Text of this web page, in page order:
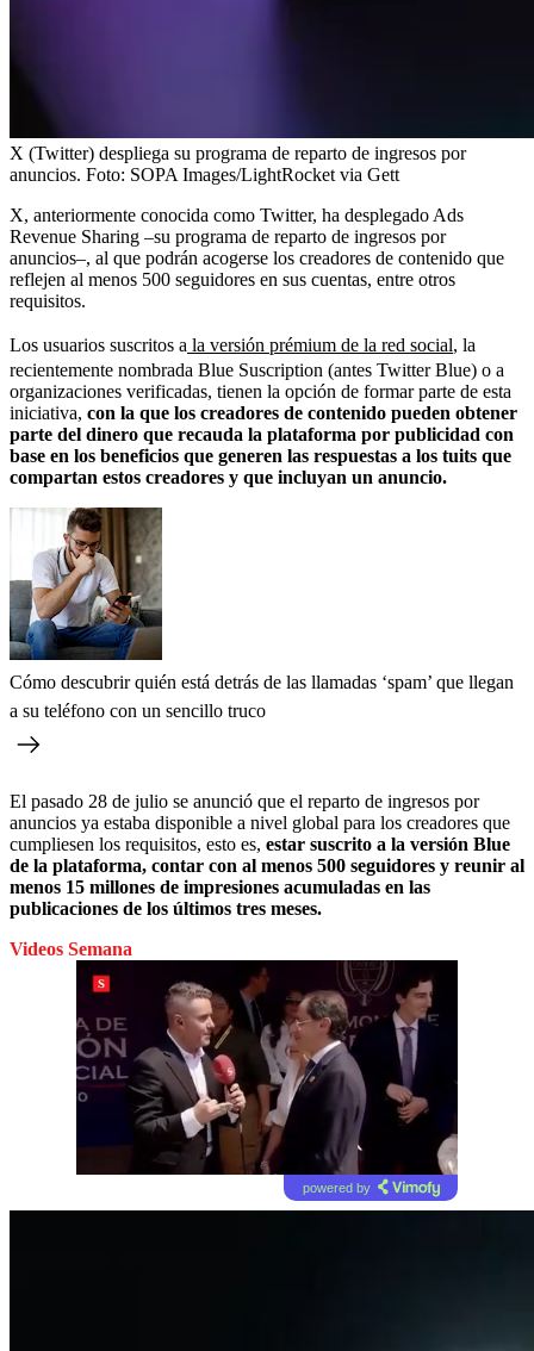
X (Twitter) despliega su programa de reparto de ingresos por
anuncios. Foto: SOPA Images/LightRocket via Gett
X, anteriormente conocida como Twitter, ha desplegado Ads
Revenue Sharing –su programa de reparto de ingresos por
anuncios–, al que podrán acogerse los creadores de contenido que
reflejen al menos 500 seguidores en sus cuentas, entre otros
requisitos.
Los usuarios suscritos a la versión prémium de la red social, la
recientemente nombrada Blue Suscription (antes Twitter Blue) o a
organizaciones verificadas, tienen la opción de formar parte de esta
iniciativa, con la que los creadores de contenido pueden obtener
parte del dinero que recauda la plataforma por publicidad con
base en los beneficios que generen las respuestas a los tuits que
compartan estos creadores y que incluyan un anuncio.
Cómo descubrir quién está detrás de las llamadas ‘spam’ que llegan
a su teléfono con un sencillo truco
El pasado 28 de julio se anunció que el reparto de ingresos por
anuncios ya estaba disponible a nivel global para los creadores que
cumpliesen los requisitos, esto es, estar suscrito a la versión Blue
de la plataforma, contar con al menos 500 seguidores y reunir al
menos 15 millones de impresiones acumuladas en las
publicaciones de los últimos tres meses.
Videos Semana
powered by